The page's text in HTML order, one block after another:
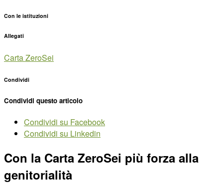
Con le istituzioni
Allegati
Carta ZeroSei
Condividi
Condividi questo articolo
Condividi su Facebook
Condividi su Linkedin
Con la Carta ZeroSei più forza alla
genitorialità